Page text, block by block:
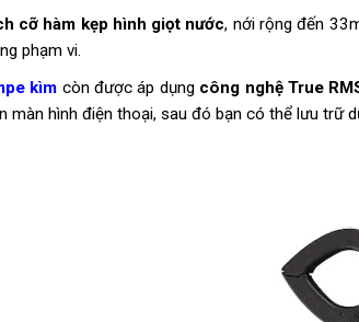
cỡ hàm kẹp hình giọt nước, nới rộng đến
phạm vi.
kìm còn được áp dụng công nghệ True
màn hình điện thoại, sau đó bạn có thể lưu trữ